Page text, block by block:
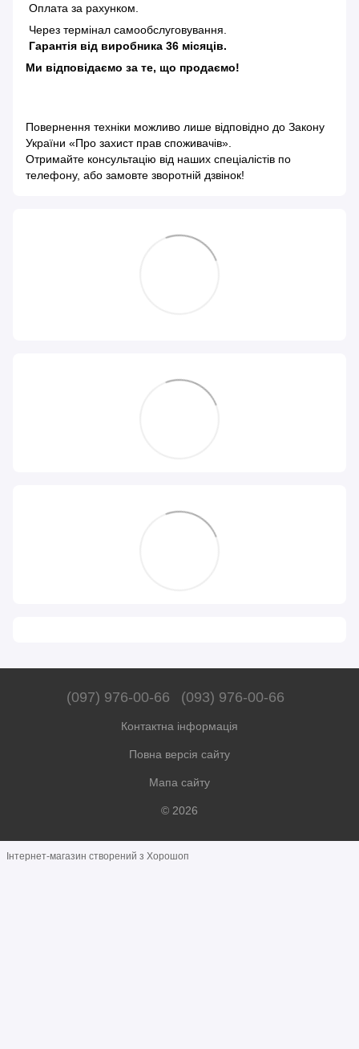
Оплата за рахунком.
Через термінал самообслуговування.
Гарантія від виробника 36 місяців.
Ми відповідаємо за те, що продаємо!
Повернення техніки можливо лише відповідно до Закону
України «Про захист прав споживачів»
Отримайте консультацію від наших спеціалістів по
телефону, або замовте зворотній дзвінок!
(097) 976-00-66 (093) 976-00-66
Контактна інформація
Повна версія сайту
Мапа сайту
© 2026
Інтернет-магазин створений з Хорошоп